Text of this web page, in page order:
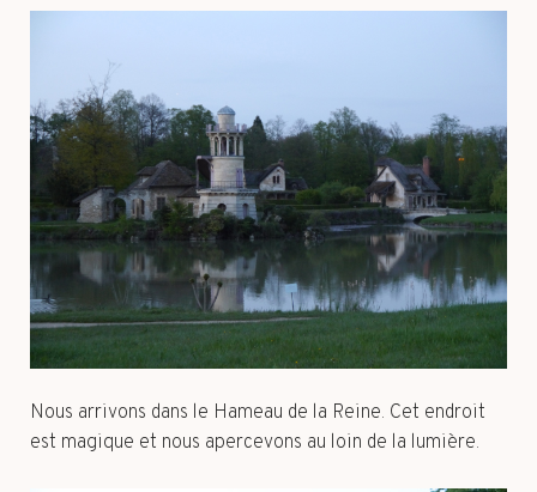
Nous arrivons dans le Hameau de la Reine. Cet endroit
est magique et nous apercevons au loin de la lumière.